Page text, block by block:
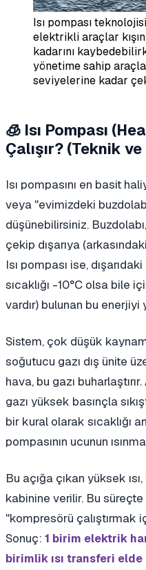
Isı pompası
elektrikli araçlar
kadarını
yönetime sahip
seviyelerine kadar
🧊 Isı Pompası
Çalışır? (Teknik
Isı pompasını en basit
veya "evimizdeki
düşünebilirsiniz. Buzdolabı,
çekip dışarıya
Isı pompası ise,
sıcaklığı -10°C olsa bile
vardır) bulunan bu enerjiyi
Sistem, çok düşük
soğutucu gazı dış ünite
hava, bu gazı
gazı yüksek basınçla
bir kural olarak sıcaklığı
pompasının ucunun
Bu açığa çıkan yüksek
kabinine verilir. Bu
"kompresörü çalıştırmak
Sonuç: 1 birim elektrik
birimlik ısı transferi